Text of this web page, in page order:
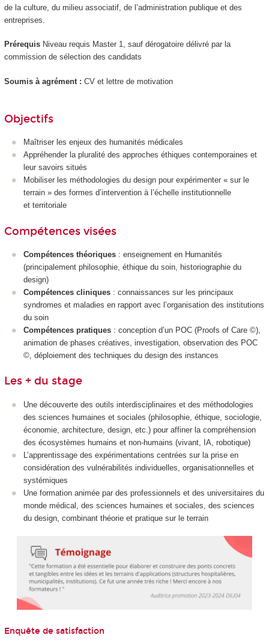
de la culture, du milieu associatif, de l’administration publique et des
entreprises.
PrérequisNiveau requis Master 1, sauf dérogatoire délivré par la
commission de sélection des candidats
Soumis à agrément : CV et lettre de motivation
Objectifs
Maîtriser les enjeux des humanités médicales
Appréhender la pluralité des approches éthiques contemporaines et
leur savoirs situés
Mobiliser les méthodologies du design pour expérimenter « sur le
terrain » des formes d’intervention à l’échelle institutionnelle
et territoriale
Compétences visées
Compétences théoriques : enseignement en Humanités
(principalement philosophie, éthique du soin, historiographie du
design)
Compétences cliniques : connaissances sur les principaux
syndromes et maladies en rapport avec l’organisation des institutions
du soin
Compétences pratiques : conception d’un POC (Proofs of Care ©),
animation de phases créatives, investigation, observation des POC
©, déploiement des techniques du design des instances
Les + du stage
Une découverte des outils interdisciplinaires et des méthodologies
des sciences humaines et sociales (philosophie, éthique, sociologie,
économie, architecture, design, etc.) pour affiner la compréhension
des écosystèmes humains et non-humains (vivant, IA, robotique)
L’apprentissage des expérimentations centrées sur la prise en
considération des vulnérabilités individuelles, organisationnelles et
systémiques
Une formation animée par des professionnels et des universitaires du
monde médical, des sciences humaines et sociales, des sciences
du design, combinant théorie et pratique sur le terrain
Enquête de satisfaction